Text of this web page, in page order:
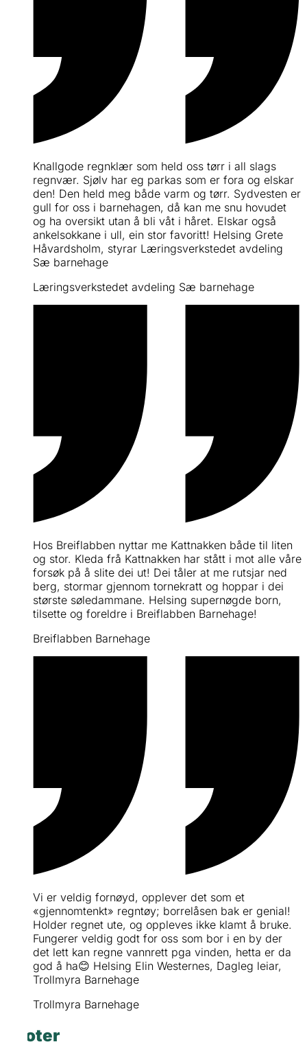
Knallgode regnklær som held oss tørr i all slags
regnvær. Sjølv har eg parkas som er fora og elskar
den! Den held meg både varm og tørr. Sydvesten er
gull for oss i barnehagen, då kan me snu hovudet
og ha oversikt utan å bli våt i håret. Elskar også
ankelsokkane i ull, ein stor favoritt! Helsing Grete
Håvardsholm, styrar Læringsverkstedet avdeling
Sæ barnehage
Læringsverkstedet avdeling Sæ barnehage
Hos Breiflabben nyttar me Kattnakken både til liten
og stor. Kleda frå Kattnakken har stått i mot alle våre
forsøk på å slite dei ut! Dei tåler at me rutsjar ned
berg, stormar gjennom tornekratt og hoppar i dei
største søledammane. Helsing supernøgde born,
tilsette og foreldre i Breiflabben Barnehage!
Breiflabben Barnehage
Vi er veldig fornøyd, opplever det som et
«gjennomtenkt» regntøy; borrelåsen bak er genial!
Holder regnet ute, og oppleves ikke klamt å bruke.
Fungerer veldig godt for oss som bor i en by der
det lett kan regne vannrett pga vinden, hetta er da
god å ha😊 Helsing Elin Westernes, Dagleg leiar,
Trollmyra Barnehage
Trollmyra Barnehage
Footer